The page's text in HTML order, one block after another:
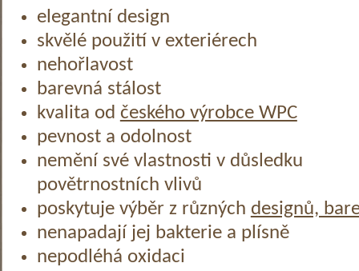
elegantní design
skvělé použití v exteriérech
nehořlavost
barevná stálost
kvalita od českého výrobce WPC
pevnost a odolnost
nemění své vlastnosti v důsledku
povětrnostních vlivů
poskytuje výběr z různých designů,
nenapadají jej bakterie a plísně
nepodléhá oxidaci